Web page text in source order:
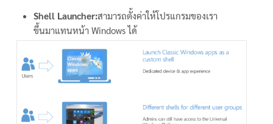
Shell Launcher:สามารถตั้งค่าให้โปรแกรมของเรา
ขึ้นมาแทนหน้า Windows ได้